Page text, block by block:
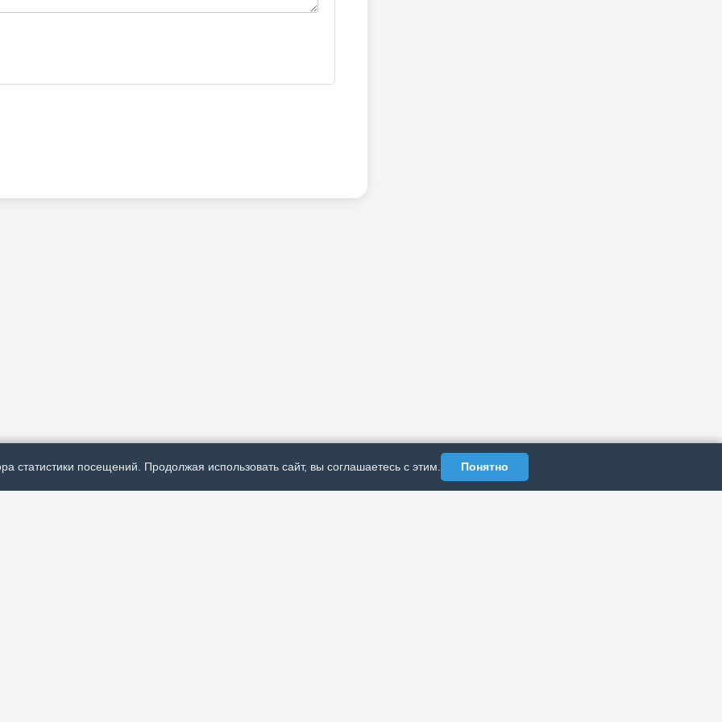
статистики посещений. Продолжая использовать сайт, вы соглашаетесь с этим. Понятно